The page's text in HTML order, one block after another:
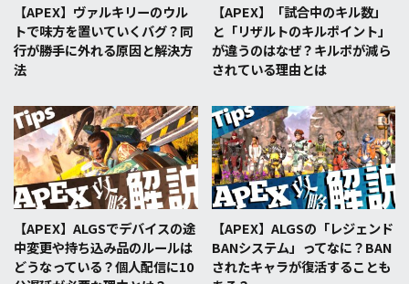
【APEX】ヴァルキリーのウル
トで味方を置いていくバグ？同
行が勝手に外れる原因と解決方
法
【APEX】「試合中のキル数」
と「リザルトのキルポイント」
が違うのはなぜ？キルポが減ら
されている理由とは
【APEX】ALGSでデバイスの途
中変更や持ち込み品のルールは
どうなっている？個人配信に10
【APEX】ALGSの「レジェンド
BANシステム」ってなに？BAN
されたキャラが復活することも